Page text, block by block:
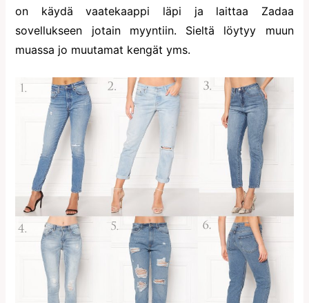
on käydä vaatekaappi läpi ja laittaa Zadaa
sovellukseen jotain myyntiin. Sieltä löytyy muun
muassa jo muutamat kengät yms.